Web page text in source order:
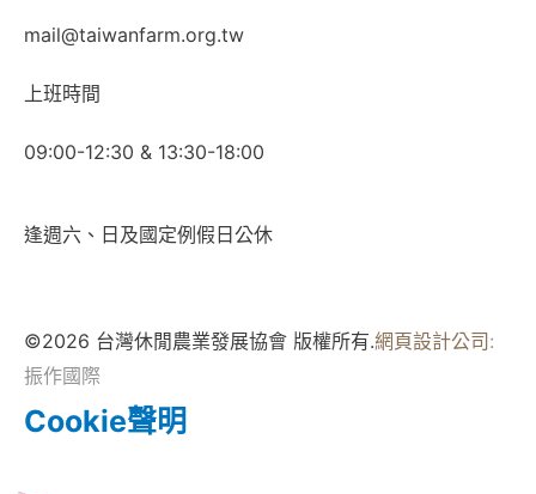
mail@taiwanfarm.org.tw
上班時間
09:00-12:30 & 13:30-18:00
逢週六、日及國定例假日公休
©2026 台灣休閒農業發展協會 版權所有.網頁設計公司:
振作國際
Cookie聲明